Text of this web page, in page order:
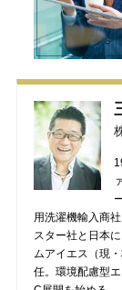
用洗濯機輸入商
スター社と日本
ムアイエス（現
任。環境配慮型